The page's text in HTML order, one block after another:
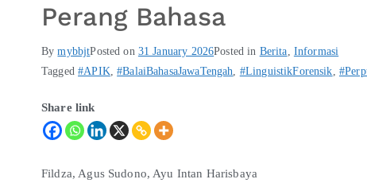
Perang Bahasa
BymybbjtPosted on 31 January 2026Posted in Berita, Informasi
Tagged#APIK,#BalaiBahasaJawaTengah, #LinguistikForensik,
Share link
Fildza, Agus Sudono, Ayu Intan Harisbaya